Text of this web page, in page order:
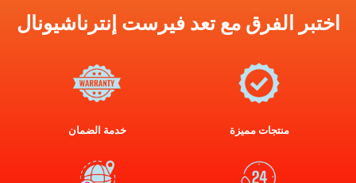
اختبر الفرق مع تعد فيرست إنترناشيونال
منتجات مميزة خدمة الضمان